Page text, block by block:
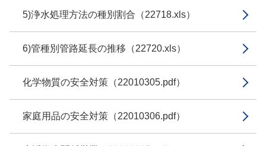
5)浄水処理方法の種別割合（22718.xls）
6)管種別管路延長の推移（22720.xls）
化学物質の安全対策（22010305.pdf）
家庭用品の安全対策（22010306.pdf）